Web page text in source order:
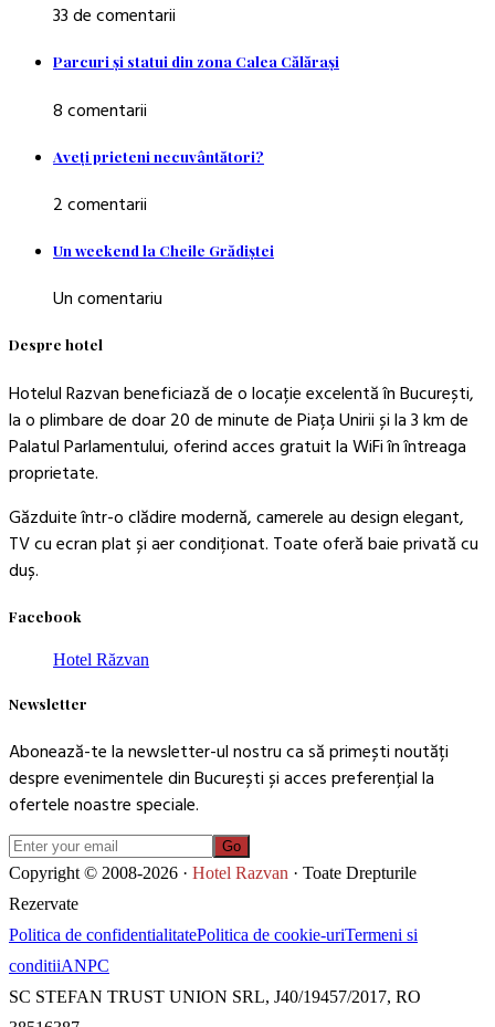
33 de comentarii
Parcuri şi statui din zona Calea Călăraşi
8 comentarii
Aveţi prieteni necuvântători?
2 comentarii
Un weekend la Cheile Grădiştei
Un comentariu
Despre hotel
Hotelul Razvan beneficiază de o locație excelentă în București,
la o plimbare de doar 20 de minute de Piața Unirii și la 3 km de
Palatul Parlamentului, oferind acces gratuit la WiFi în întreaga
proprietate.
Găzduite într-o clădire modernă, camerele au design elegant,
TV cu ecran plat și aer condiționat. Toate oferă baie privată cu
duș.
Facebook
Hotel Răzvan
Newsletter
Abonează-te la newsletter-ul nostru ca să primești noutăți
despre evenimentele din București și acces preferențial la
ofertele noastre speciale.
Go
Copyright © 2008-2026 · Hotel Razvan · Toate Drepturile
Rezervate
Politica de confidentialitatePolitica de cookie-uriTermeni si
conditiiANPC
SC STEFAN TRUST UNION SRL, J40/19457/2017, RO